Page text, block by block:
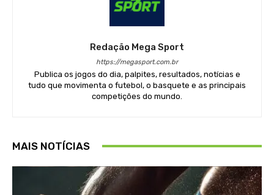
Redação Mega Sport
https://megasport.com.br
Publica os jogos do dia, palpites, resultados, notícias e
tudo que movimenta o futebol, o basquete e as principais
competições do mundo.
MAIS NOTÍCIAS